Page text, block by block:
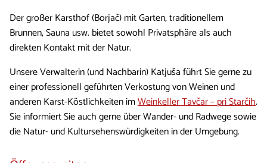
Der großer Karsthof (Borjač) mit Garten, traditionellem
Brunnen, Sauna usw. bietet sowohl Privatsphäre als auch
direkten Kontakt mit der Natur.
Unsere Verwalterin (und Nachbarin) Katjuša führt Sie gerne zu
einer professionell geführten Verkostung von Weinen und
anderen Karst-Köstlichkeiten imWeinkeller Tavčar – pri Starčih.
Sie informiert Sie auch gerne über Wander- und Radwege sowie
die Natur- und Kultursehenswürdigkeiten in der Umgebung.